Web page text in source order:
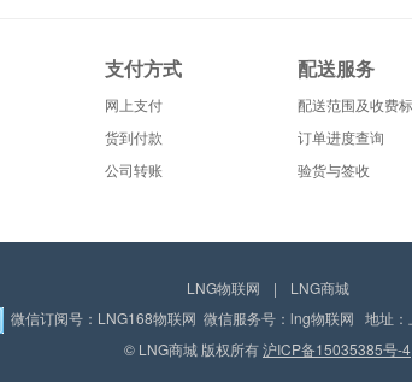
支付方式
网上支付
货到付款
公司转账
配送服务
配送范围及收费
订单进度查询
验货与签收
LNG物联网 |
LNG商城
微信订阅号：LNG168物联网 微信服务号：lng物联网 地址
© LNG商城 版权所有沪ICP备15035385号-4